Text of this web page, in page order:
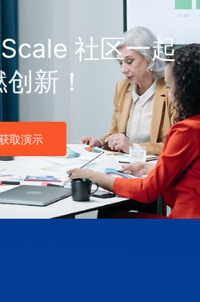
社区一起
新！
取演示